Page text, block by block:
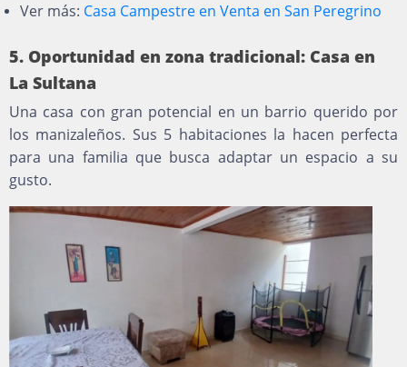
Ver más: Casa Campestre en Venta en San Peregrino
5. Oportunidad en zona tradicional: Casa en
La Sultana
Una casa con gran potencial en un barrio querido por
los manizaleños. Sus 5 habitaciones la hacen perfecta
para una familia que busca adaptar un espacio a su
gusto.